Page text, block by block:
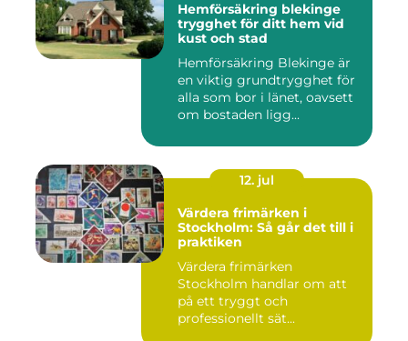
Hemförsäkring blekinge
trygghet för ditt hem vid
kust och stad
Hemförsäkring Blekinge är
en viktig grundtrygghet för
alla som bor i länet, oavsett
om bostaden ligg...
12. jul
Värdera frimärken i
Stockholm: Så går det till i
praktiken
Värdera frimärken
Stockholm handlar om att
på ett tryggt och
professionellt sät...